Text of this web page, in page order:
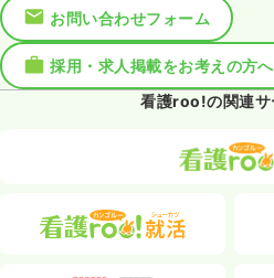
お問い合わせフォーム
採用・求人掲載をお考えの方へ
看護roo!の関連サ